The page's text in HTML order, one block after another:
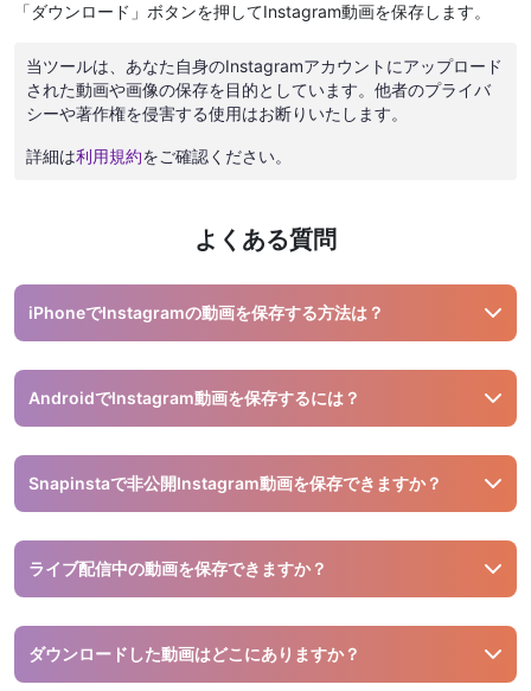
「ダウンロード」ボタンを押してInstagram動画を保存します。
当ツールは、あなた自身のInstagramアカウントにアップロード
された動画や画像の保存を目的としています。他者のプライバ
シーや著作権を侵害する使用はお断りいたします。
詳細は利用規約をご確認ください。
よくある質問
iPhoneでInstagramの動画を保存する方法は？
Safariや他のブラウザでsnapinsta.aiを開き、Instagramの動
画リンクをコピーして貼り付け、「ダウンロード」ボタンを
タップするだけで保存可能です。
AndroidでInstagram動画を保存するには？
ChromeでSnapinstaを開き、Instagram動画リンクをコピー
して貼り付け、ダウンロードボタンを押します。動画はダウ
ンロードフォルダに保存されます。
Snapinstaで非公開Instagram動画を保存できますか？
いいえ、Snapinstaは非公開アカウントの動画保存には対応
していません。
ライブ配信中の動画を保存できますか？
配信中のライブ動画は保存できません。配信終了後、公開設
定されていればリンクからSnapinstaで保存可能です。
ダウンロードした動画はどこにありますか？